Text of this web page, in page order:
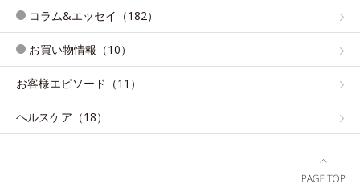
コラム&エッセイ（182）
お買い物情報（10）
お客様エピソード（11）
ヘルスケア（18）